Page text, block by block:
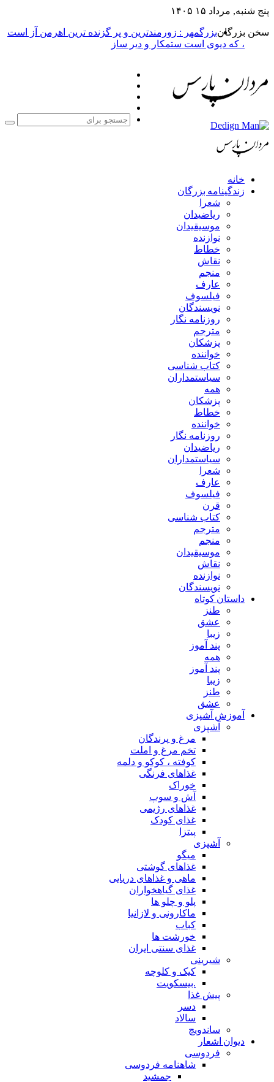
مرداد ۱۵ ۱۴۰۵
بزرگمهر : زورمندترین و پر گزنده ترین اهرمن آز است
، که دیوی است ستمکار و دیر ساز
فیس
یوتیوب
اینستاگرام
جستجو
خانه
زندگینامه بزرگان
شعرا
ریاضیدان
موسیقیدان
نوازنده
خطاط
نقاش
منجم
عارف
فیلسوف
نویسندگان
روزنامه نگار
مترجم
پزشکان
خواننده
کتاب شناسی
سیاستمداران
پزشکان
خطاط
خواننده
روزنامه نگار
ریاضیدان
سیاستمداران
شعرا
عارف
فیلسوف
قرن
کتاب شناسی
مترجم
منجم
موسیقیدان
نقاش
نوازنده
نویسندگان
داستان کوتاه
طنز
عشق
پند آموز
پند آموز
طنز
عشق
آموزش آشپزی
آشپزی
مرغ و پرندگان
تخم مرغ و املت
کوفته ، کوکو و دلمه
غذاهای فرنگی
خوراک
آش و سوپ
غذاهای رژیمی
غذای کودک
آشپزی
میگو
غذاهای گوشتی
ماهی و غذاهای دریایی
غذای گیاهخواران
پلو و چلو ها
ماکارونی و لازانیا
کباب
خورشت ها
غذای سنتی ایران
شیرینی
کیک و کلوچه
.بیسکویت
پیش غذا
دسر
سالاد
ساندویچ
دیوان اشعار
فردوسی
شاهنامه فردوسی
جمشید